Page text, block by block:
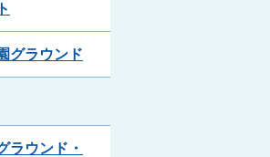
グラウンド
ラウンド・